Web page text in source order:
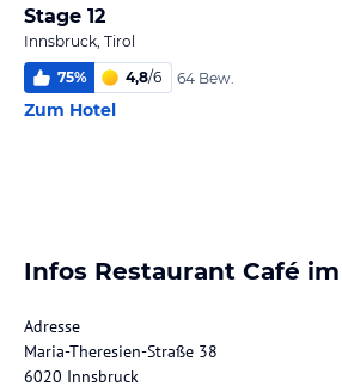
Stage 12
Innsbruck, Tirol
75% 4,8/6 64 Bew.
Zum Hotel
Infos Restaurant Café
Adresse
Maria-Theresien-Straße 38
6020 Innsbruck